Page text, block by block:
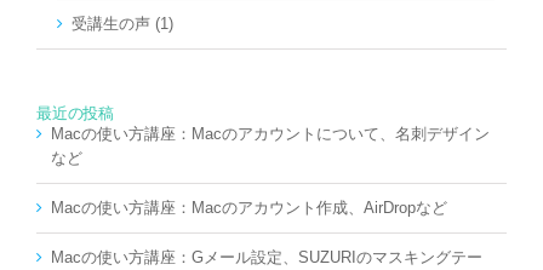
受講生の声 (1)
最近の投稿
Macの使い方講座：Macのアカウントについて、名刺デザイン
など
Macの使い方講座：Macのアカウント作成、AirDropなど
Macの使い方講座：Gメール設定、SUZURIのマスキングテー